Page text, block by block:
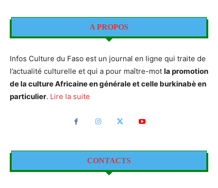
A PROPOS
Infos Culture du Faso est un journal en ligne qui traite de
l’actualité culturelle et qui a pour maître-mot la promotion
de la culture Africaine en générale et celle burkinabè en
particulier. Lire la suite
CONTACTS